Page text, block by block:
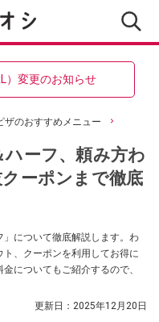
）変更のお知らせ
ザのおすすめメニュー
ーフ、頼み方わ
ーポンまで徹底
」について徹底解説します。わ
、クーポンを利用してお得に
についてもご紹介するので、
更新日： 2025年12月20日